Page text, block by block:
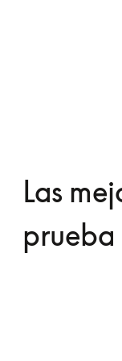
Las
prueba